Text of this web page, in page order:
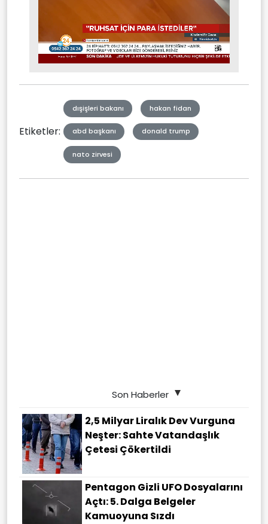
Mute Stream
Etiketler:
dışişleri bakanı hakan fidan
abd başkanı donald trump
nato zirvesi
Son Haberler
2,5 Milyar Liralık Dev Vurguna
Neşter: Sahte Vatandaşlık
Çetesi Çökertildi
Pentagon Gizli UFO Dosyalarını
Açtı: 5. Dalga Belgeler
Kamuoyuna Sızdı